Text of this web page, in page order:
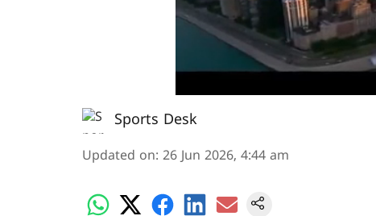
Sports Desk
Updated on: 26 Jun 2026, 4:44 am